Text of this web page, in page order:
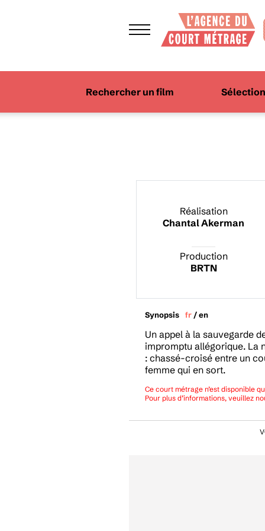
Rechercher un film
Réalisation
Chantal Akerman
Production
BRTN
Synopsis fr/en
Un appel à la sauvegarde
impromptu allégorique. La
: chassé-croisé entre un
femme qui en sort.
Ce court métrage n’est disponible
Pour plus d’informations, veuillez